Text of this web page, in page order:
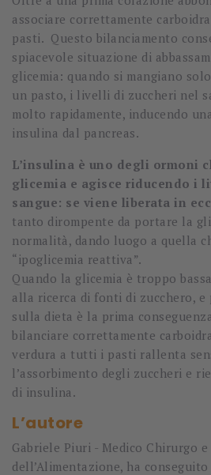
associare correttamente
pasti. Questo bilanciamento
spiacevole situazione di
glicemia: quando si mangiano
un pasto, i livelli di zuccheri nel
molto rapidamente, inducendo
insulina dal pancreas.
L’insulina è uno degli ormoni
glicemia e agisce riducendo i
sangue: se viene liberata in
tanto dirompente da portare la
normalità, dando luogo a quella
“ipoglicemia reattiva”.
Quando la glicemia è troppo
alla ricerca di fonti di zucchero,
sulla dieta è la prima
bilanciare correttamente
verdura a tutti i pasti rallenta
l’assorbimento degli zuccheri e
di insulina.
L’autore
Gabriele Piuri - Medico Chirurgo
dell’Alimentazione, ha